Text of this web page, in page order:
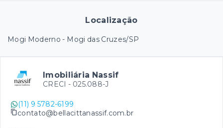
Localização
Mogi Moderno - Mogi das Cruzes/SP
Imobiliária Nassif
CRECI - 025.088-J
(11) 9 5782-6199
contato@bellacittanassif.com.br